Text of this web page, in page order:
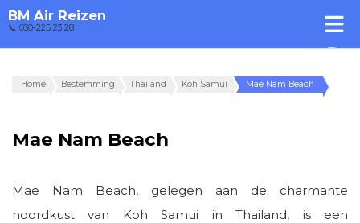
BM Air Reizen
📞 030-225 23 28
Home Bestemming Thailand Koh Samui Mae Nam Beach
Mae Nam Beach
Mae Nam Beach, gelegen aan de charmante
noordkust van Koh Samui in Thailand, is een